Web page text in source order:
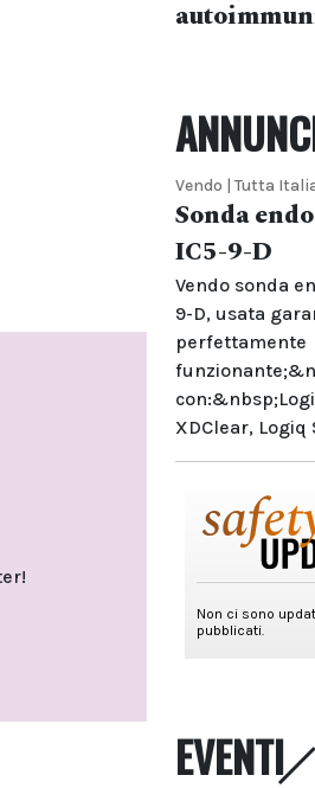
Vendo | Tutta
Sonda
IC5-9-D
Vendo sonda
9-D, usata
perfettamente
XDClear, Logiq
EVENTI